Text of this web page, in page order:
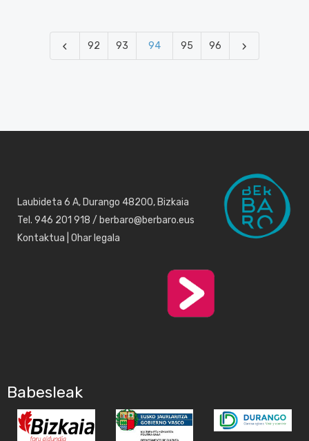
92 93 94 95 96
Laubideta 6 A, Durango 48200, Bizkaia
Tel. 946 201 918 / berbaro@berbaro.eus
Kontaktua Ohar legala
Babesleak